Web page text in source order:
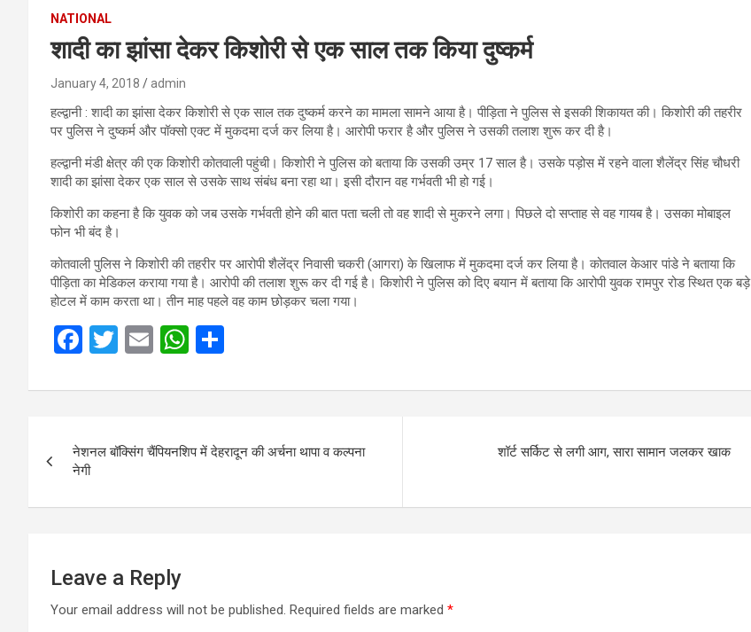
NATIONAL
शादी का झांसा देकर किशोरी से एक साल तक किया दुष्कर्म
January 4, 2018 admin
हल्द्वानी : शादी का झांसा देकर किशोरी से एक साल तक दुष्कर्म करने का मामला सामने आया है। पीड़िता ने पुलिस से इसकी शिकायत की। किशोरी की तहरीर
पर पुलिस ने दुष्कर्म और पॉक्सो एक्ट में मुकदमा दर्ज कर लिया है। आरोपी फरार है और पुलिस ने उसकी तलाश शुरू कर दी है।
हल्द्वानी मंडी क्षेत्र की एक किशोरी कोतवाली पहुंची। किशोरी ने पुलिस को बताया कि उसकी उम्र 17 साल है। उसके पड़ोस में रहने वाला शैलेंद्र सिंह चौधरी
शादी का झांसा देकर एक साल से उसके साथ संबंध बना रहा था। इसी दौरान वह गर्भवती भी हो गई।
किशोरी का कहना है कि युवक को जब उसके गर्भवती होने की बात पता चली तो वह शादी से मुकरने लगा। पिछले दो सप्ताह से वह गायब है। उसका मोबाइल
फोन भी बंद है।
कोतवाली पुलिस ने किशोरी की तहरीर पर आरोपी शैलेंद्र निवासी चकरी (आगरा) के खिलाफ में मुकदमा दर्ज कर लिया है। कोतवाल केआर पांडे ने बताया कि
पीड़िता का मेडिकल कराया गया है। आरोपी की तलाश शुरू कर दी गई है। किशोरी ने पुलिस को दिए बयान में बताया कि आरोपी युवक रामपुर रोड स्थित एक बड़े
होटल में काम करता था। तीन माह पहले वह काम छोड़कर चला गया।
F
ce
o
o
k
T
tt
E
ail
W
at
A
p
ar
navigation
नेशनल बॉक्सिंग चैंपियनशिप में देहरादून की अर्चना थापा व कल्पना
नेगी
शॉर्ट सर्किट से लगी आग, सारा सामान जलकर खाक
Leave a Reply
Your email address will not be published. Required fields are marked *